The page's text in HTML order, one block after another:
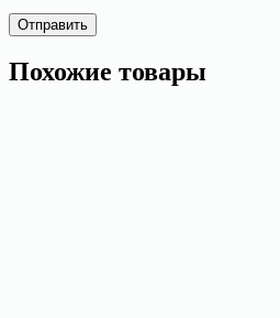
Отправить
Похожие товары